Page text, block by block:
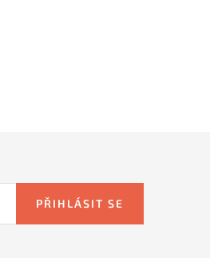
PŘIHLÁSIT SE